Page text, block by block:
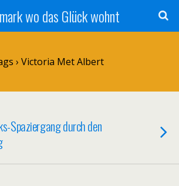
wo das Glück wohnt
› Victoria Met Albert
Spaziergang durch den